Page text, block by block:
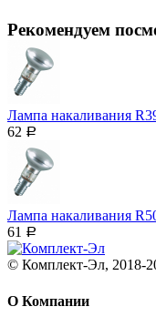
Рекомендуем
Лампа накаливания
62 Р
Лампа накаливания
61
Р
© Комплект-Эл, 2018-
О Компании